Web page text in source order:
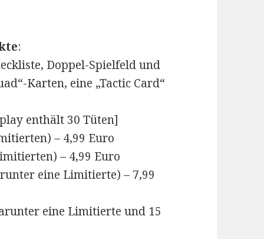
:
Doppel-Spielfeld und
Karten, eine „Tactic Card“
enthält 30 Tüten]
– 4,99 Euro
– 4,99 Euro
eine Limitierte) – 7,99
eine Limitierte und 15